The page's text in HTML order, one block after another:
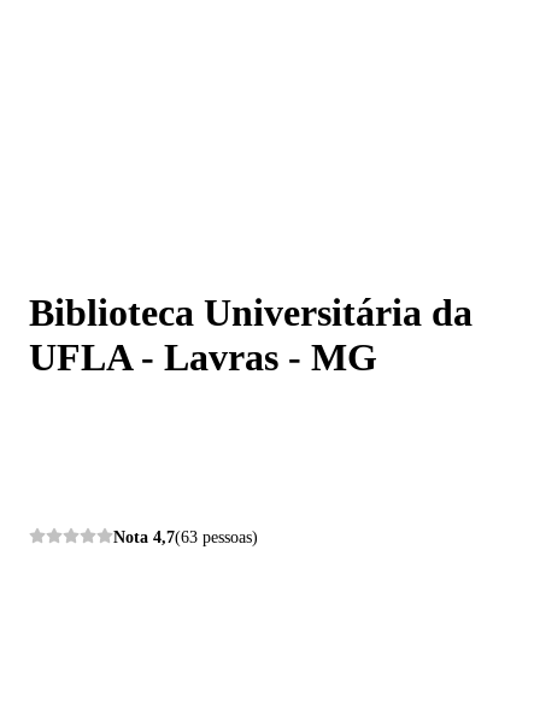
Biblioteca Universitária da
UFLA - Lavras - MG
Nota 4,7(63 pessoas)